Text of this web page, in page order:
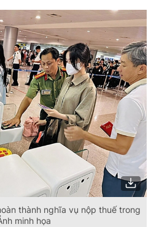
thành nghĩa vụ nộp thuế trong
minh họa